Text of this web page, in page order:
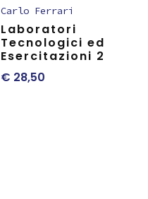
Carlo Ferrari
Laboratori
Tecnologici ed
Esercitazioni 2
€ 28,50